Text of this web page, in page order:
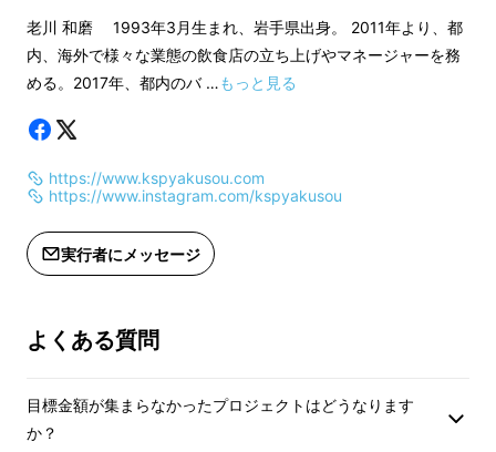
・忙しい毎日に、ほんの少しの非日常を。
※ 受け渡し期間について
2022年3月1日(火)～3月19日(土) (日曜
しみください。
・20歳未満の方はご購入いただけませ
ん。
・現地までの交通費はサポーター負担
老川 和磨 1993年3月生まれ、岩手県出身。 2011年より、都
内、海外で様々な業態の飲食店の立ち上げやマネージャーを務
める。2017年、都内のバ …もっと見る
https://www.kspyakusou.com
https://www.instagram.com/kspyakusou
実行者にメッセージ
よくある質問
目標金額が集まらなかったプロジェクトはどうなります
か？